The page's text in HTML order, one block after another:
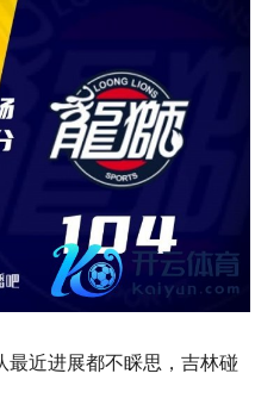
最近进展都不睬思，吉林碰